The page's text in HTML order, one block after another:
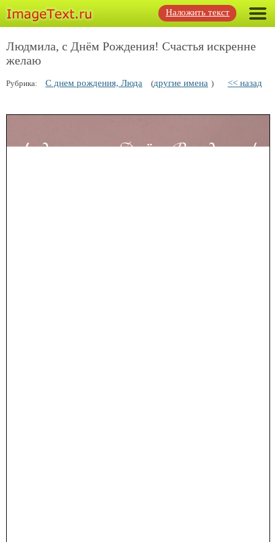
Наложить текст
Людмила, с Днём Рождения! Счастья искренне
желаю
Рубрика: С днем рождения, Люда (другие имена ) << назад